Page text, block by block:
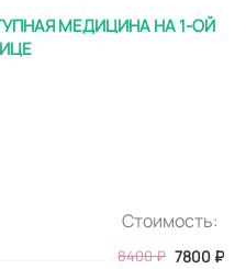
МЕДИЦИНА НА 1-ОЙ
Стоимость:
8400₽ 7800 ₽